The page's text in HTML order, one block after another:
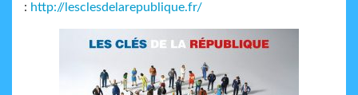
: http://lesclesdelarepublique.fr/